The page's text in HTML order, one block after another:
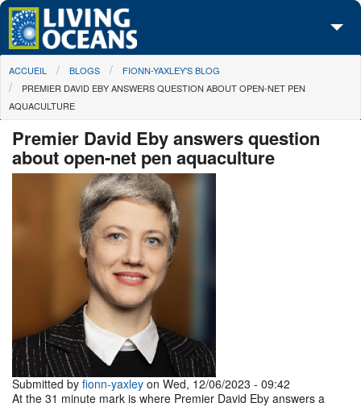
Skip to main content
À propos de nous
Nos campagnes
Centre des Médias
Passez à l'action
You are here
ACCUEIL BLOGS
FIONN-YAXLEY'S BLOG
PREMIER DAVID EBY ANSWERS QUESTION ABOUT OPEN-NET PEN
AQUACULTURE
Premier David Eby answers question
about open-net pen aquaculture
Submitted by fionn-yaxley on Wed, 12/06/2023 - 09:42
At the 31 minute mark is where Premier David Eby answers a